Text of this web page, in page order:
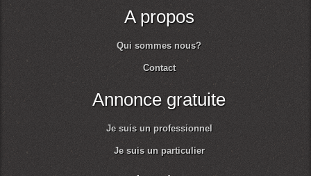
A propos
Qui sommes nous?
Contact
Annonce gratuite
Je suis un professionnel
Je suis un particulier